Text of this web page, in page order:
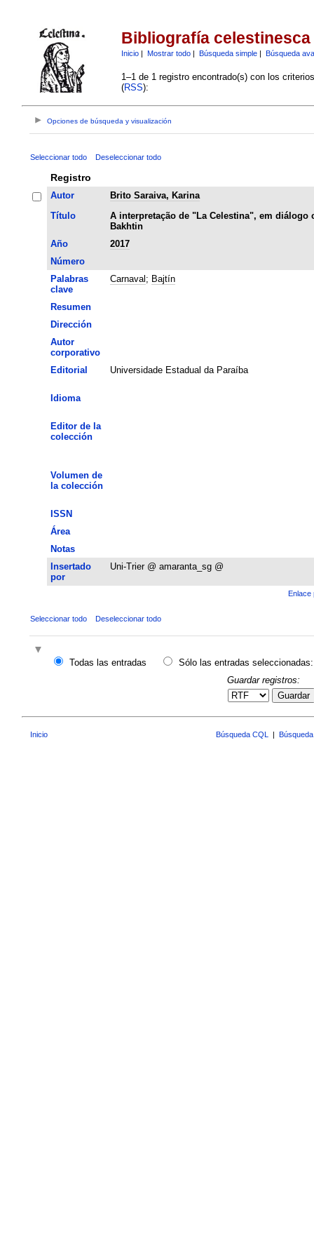
Bibliografía celestinesca
Inicio| Mostrar todo| Búsqueda simple| Búsqueda
1–1 de 1 registro encontrado(s) con los
(RSS):
Opciones de búsqueda y visualización
Seleccionar todo Deseleccionar todo
Registro
Autor
Brito Saraiva, Karina
Título
A interpretação de "La Celestina", em diálogo
Bakhtin
Año
2017
Número
Palabras
clave
Carnaval ; Bajtín
Resumen
Dirección
Autor
corporativo
Editorial
Universidade Estadual da Paraíba
Idioma
Editor de la
colección
Volumen de
la colección
ISSN
Área
Notas
Insertado
por
Uni-Trier @ amaranta_sg @
Enlace
Seleccionar todo Deseleccionar todo
Todas las entradas
Sólo las entradas seleccionadas:
Guardar registros:
Guardar
Inicio Búsqueda CQL